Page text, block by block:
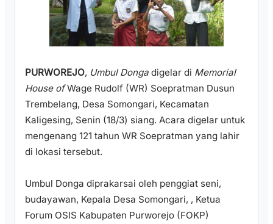
PURWOREJO, Umbul Donga digelar di Memorial
House ofWage Rudolf (WR) Soepratman Dusun
Trembelang, Desa Somongari, Kecamatan
Kaligesing, Senin (18/3) siang. Acara digelar untuk
mengenang 121 tahun WR Soepratman yang lahir
di lokasi tersebut.
Umbul Donga diprakarsai oleh penggiat seni,
budayawan, Kepala Desa Somongari, , Ketua
Forum OSIS Kabupaten Purworejo (FOKP)